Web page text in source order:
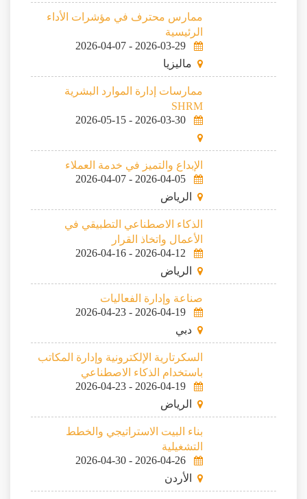
ممارس محترف في مؤشرات الأداء
الرئيسية
2026-03-29
-
2026-04-07
ماليزيا
ممارسات إدارة الموارد البشرية
SHRM
2026-03-30
-
2026-05-15
الإبداع والتميز في خدمة العملاء
2026-04-05
-
2026-04-07
الرياض
الذكاء الاصطناعي التطبيقي في
الأعمال واتخاذ القرار
2026-04-12
-
2026-04-16
الرياض
صناعة وإدارة الفعاليات
2026-04-19
-
2026-04-23
دبي
السكرتارية الإلكترونية وإدارة المكاتب
باستخدام الذكاء الاصطناعي
2026-04-19
-
2026-04-23
الرياض
بناء البيت الاستراتيجي والخطط
التشغيلية
2026-04-26
-
2026-04-30
الأردن